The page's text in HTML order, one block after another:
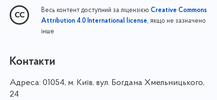
Весь контент доступний за ліцензією Creative Commons
Attribution 4.0 International license, якщо не зазначено
інше
Контакти
Адреса: 01054, м. Київ, вул. Богдана Хмельницького,
24